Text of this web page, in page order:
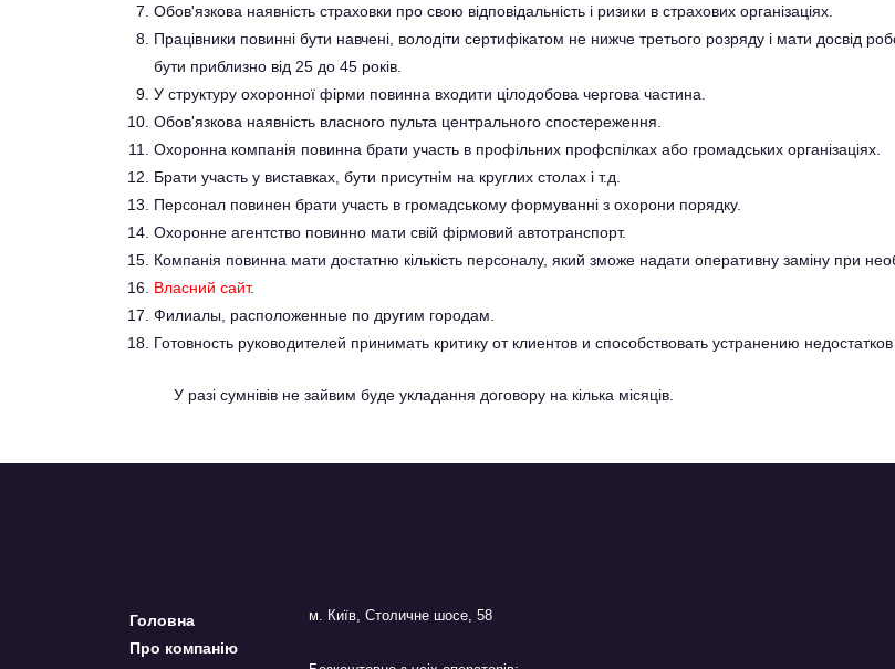
Обов'язкова наявність страховки про свою відповідальність і ризики в страхових організаціях.
Працівники повинні бути навчені, володіти сертифікатом не нижче третього розряду і мати досвід
бути приблизно від 25 до 45 років.
У структуру охоронної фірми повинна входити цілодобова чергова частина.
Обов'язкова наявність власного пульта центрального спостереження.
Охоронна компанія повинна брати участь в профільних профспілках або громадських організаціях.
Брати участь у виставках, бути присутнім на круглих столах і т.д.
Персонал повинен брати участь в громадському формуванні з охорони порядку.
Охоронне агентство повинно мати свій фірмовий автотранспорт.
Компанія повинна мати достатню кількість персоналу, який зможе надати оперативну заміну при
Власний сайт.
Филиалы, расположенные по другим городам.
Готовность руководителей принимать критику от клиентов и способствовать устранению
У разі сумнівів не зайвим буде укладання договору на кілька місяців.
Головна
Про компанію
м. Київ, Столичне шосе, 58